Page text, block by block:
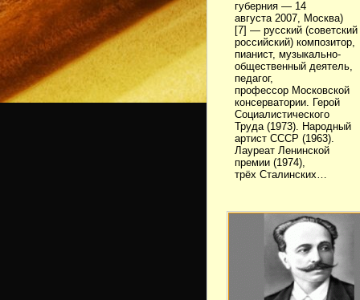
губерния — 14
августа 2007, Москва)
[7] — русский
российский) композитор,
пианист, музыкально-
общественный деятель,
педагог,
профессор Московской
консерватории. Герой
Социалистического
Труда (1973). Народный
артист СССР (1963).
Лауреат Ленинской
премии (1974),
трёх Сталинских…